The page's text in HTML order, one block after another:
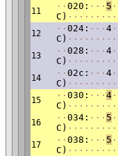
11 · · 020: · · · 5 ·
C) · · · · · · · · ·
12 · · 024: · · · 4 ·
C) · · · · · · · · ·
13 · · 028: · · · 4 ·
C) · · · · · · · · ·
14 · · 02c: · · · 4 ·
C) · · · · · · · · ·
15 · · 030: · · · 4 ·
C) · · · · · · · · ·
16 · · 034: · · · 5 ·
C) · · · · · · · · ·
17 · · 038: · · · 5 ·
C) · · · · · · · · ·